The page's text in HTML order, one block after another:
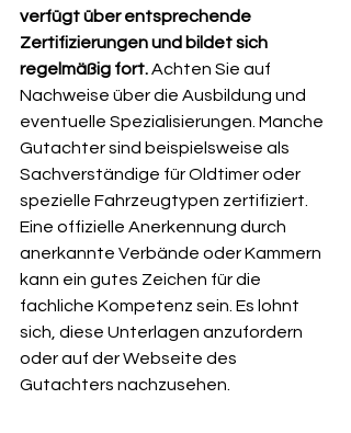
verfügt über entsprechende
Zertifizierungen und bildet sich
regelmäßig fort. Achten Sie auf
Nachweise über die Ausbildung und
eventuelle Spezialisierungen. Manche
Gutachter sind beispielsweise als
Sachverständige für Oldtimer oder
spezielle Fahrzeugtypen zertifiziert.
Eine offizielle Anerkennung durch
anerkannte Verbände oder Kammern
kann ein gutes Zeichen für die
fachliche Kompetenz sein. Es lohnt
sich, diese Unterlagen anzufordern
oder auf der Webseite des
Gutachters nachzusehen.